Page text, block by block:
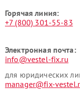
Горячая линия:
+7 (800) 301-55-83
Электронная почта:
info@vestel-fix.ru
для юридических
manager@fix-